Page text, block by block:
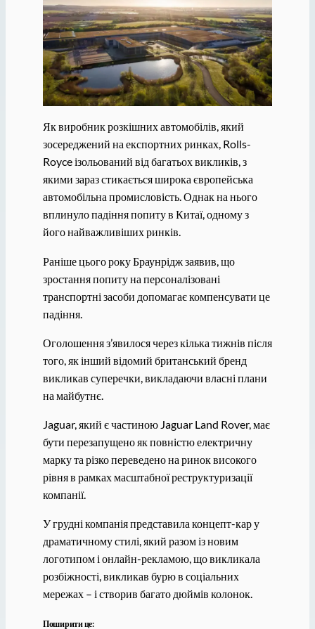
Як виробник розкішних автомобілів, який
зосереджений на експортних ринках, Rolls-
Royce ізольований від багатьох викликів, з
якими зараз стикається широка європейська
автомобільна промисловість. Однак на нього
вплинуло падіння попиту в Китаї, одному з
його найважливіших ринків.
Раніше цього року Браунрідж заявив, що
зростання попиту на персоналізовані
транспортні засоби допомагає компенсувати це
падіння.
Оголошення з’явилося через кілька тижнів після
того, як інший відомий британський бренд
викликав суперечки, викладаючи власні плани
на майбутнє.
Jaguar, який є частиною Jaguar Land Rover, має
бути перезапущено як повністю електричну
марку та різко переведено на ринок високого
рівня в рамках масштабної реструктуризації
компанії.
У грудні компанія представила концепт-кар у
драматичному стилі, який разом із новим
логотипом і онлайн-рекламою, що викликала
розбіжності, викликав бурю в соціальних
мережах – і створив багато дюймів колонок.
Поширити це: